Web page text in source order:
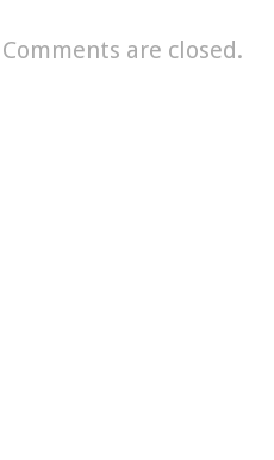
Comments are closed.